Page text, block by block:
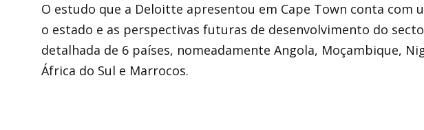
O estudo que a Deloitte apresentou em Cape Town conta com
o estado e as perspectivas futuras de desenvolvimento do
detalhada de 6 países, nomeadamente Angola, Moçambique,
África do Sul e Marrocos.